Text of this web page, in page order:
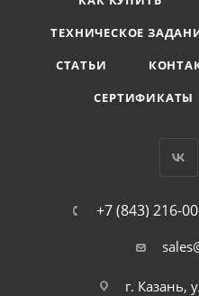
ТЕХНИЧЕСКОЕ
СТАТЬИ
СЕРТИФИКАТЫ
+7 (843) 216-
г. Казань,